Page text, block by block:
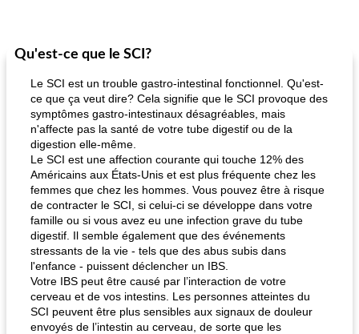
Qu'est-ce que le SCI?
Le SCI est un trouble gastro-intestinal fonctionnel. Qu'est-
ce que ça veut dire? Cela signifie que le SCI provoque des
symptômes gastro-intestinaux désagréables, mais
n'affecte pas la santé de votre tube digestif ou de la
digestion elle-même.
Le SCI est une affection courante qui touche 12% des
Américains aux États-Unis et est plus fréquente chez les
femmes que chez les hommes. Vous pouvez être à risque
de contracter le SCI, si celui-ci se développe dans votre
famille ou si vous avez eu une infection grave du tube
digestif. Il semble également que des événements
stressants de la vie - tels que des abus subis dans
l'enfance - puissent déclencher un IBS.
Votre IBS peut être causé par l’interaction de votre
cerveau et de vos intestins. Les personnes atteintes du
SCI peuvent être plus sensibles aux signaux de douleur
envoyés de l’intestin au cerveau, de sorte que les